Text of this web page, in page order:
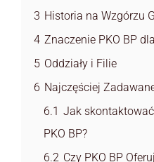
3 Historia na Wzgórzu
4 Znaczenie PKO BP
5 Oddziały i Filie
6 Najczęściej
6.1 Jak
PKO BP?
6.2 Czy PKO BP